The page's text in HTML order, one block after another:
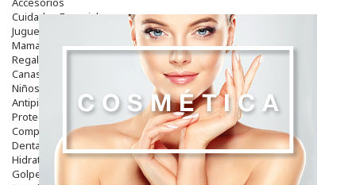
Cuidados Especiales
Juguetes
Mama
Regalos
Canastilla
Niños
Antipiojos
Protección Solar
Complementos Alimentarios
Dentales
Hidratantes
Golpes Y Hematomas